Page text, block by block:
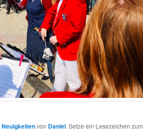
Neuigkeitenvon Daniel. Setze ein Lesezeichen zum